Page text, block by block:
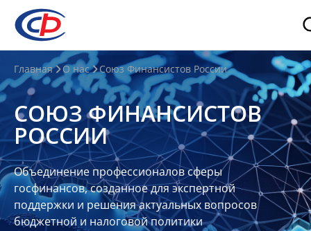
О
нас
О
СФР
Совет
Союза
Участники
Планы
Главная О нас Союз Финансистов России
СОЮЗ ФИНАНСИСТОВ
РОССИИ
Объединение профессионалов сферы
госфинансов, созданное для экспертной
поддержки и решения актуальных вопросов
бюджетной и налоговой политики